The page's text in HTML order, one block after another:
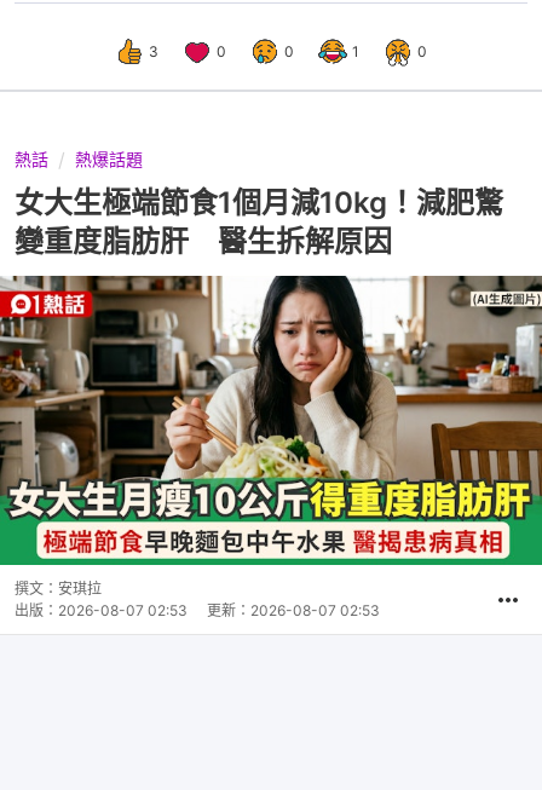
3 0 0 1 0
熱話 熱爆話題
女大生極端節食1個月減10kg！減肥驚
變重度脂肪肝 醫生拆解原因
撰文： 安琪拉
出版： 2026-08-07 02:53 更新： 2026-08-07 02:53